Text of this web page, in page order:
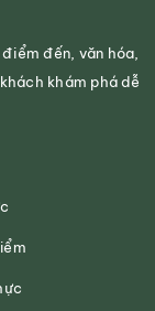
đến, văn hóa,
khám phá dễ